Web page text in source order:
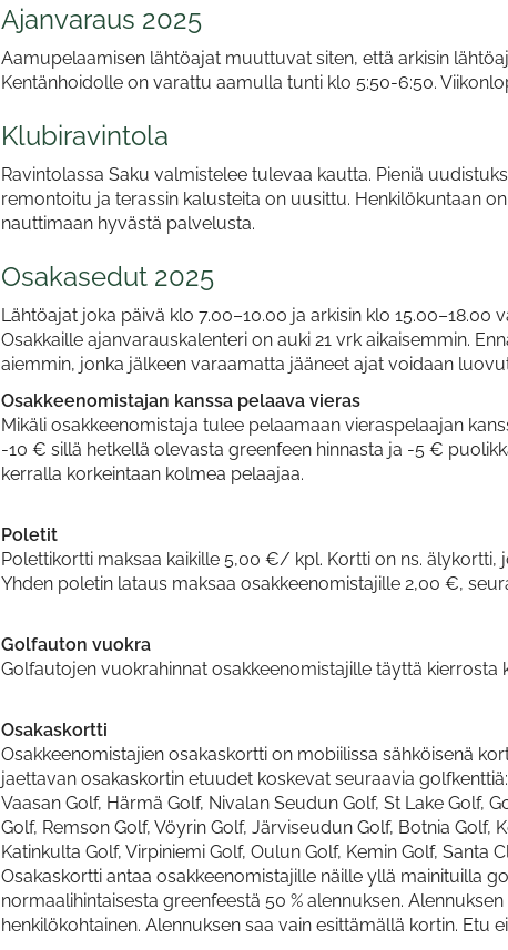
Ajanvaraus 2025
Aamupelaamisen lähtöajat muuttuvat siten, että arkisin
Kentänhoidolle on varattu aamulla tunti klo 5:50-6:50.
Klubiravintola
Ravintolassa Saku valmistelee tulevaa kautta. Pieniä
remontoitu ja terassin kalusteita on uusittu. Henkilökuntaan
nauttimaan hyvästä palvelusta.
Osakasedut 2025
Lähtöajat joka päivä klo 7.00–10.00 ja arkisin klo 15.00–18.00
Osakkaille ajanvarauskalenteri on auki 21 vrk aikaisemmin.
aiemmin, jonka jälkeen varaamatta jääneet ajat voidaan
Osakkeenomistajan kanssa pelaava vieras
Mikäli osakkeenomistaja tulee pelaamaan vieraspelaajan
-10 € sillä hetkellä olevasta greenfeen hinnasta ja -5 €
kerralla korkeintaan kolmea pelaajaa.
Poletit
Polettikortti maksaa kaikille 5,00 €/ kpl. Kortti on ns.
Yhden poletin lataus maksaa osakkeenomistajille 2,00 €,
Golfauton vuokra
Golfautojen vuokrahinnat osakkeenomistajille täyttä kierrosta
Osakaskortti
Osakkeenomistajien osakaskortti on mobiilissa sähköisenä
jaettavan osakaskortin etuudet koskevat seuraavia golfkenttiä:
Vaasan Golf, Härmä Golf, Nivalan Seudun Golf, St Lake Golf,
Golf, Remson Golf, Vöyrin Golf, Järviseudun Golf, Botnia Golf,
Katinkulta Golf, Virpiniemi Golf, Oulun Golf, Kemin Golf, Santa
Osakaskortti antaa osakkeenomistajille näille yllä mainituilla
normaalihintaisesta greenfeestä 50 % alennuksen.
henkilökohtainen. Alennuksen saa vain esittämällä kortin. Etu